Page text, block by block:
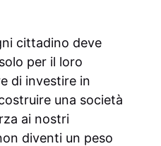
cittadino deve
per il loro
di investire in
una società
ai nostri
diventi un peso